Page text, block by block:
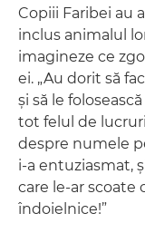
Copiii Faribei au
inclus animalul
imagineze ce
ei. „Au dorit să
şi să le
tot felul de
despre numele
i-a entuziasmat,
care le-ar scoate
îndoielnice!”